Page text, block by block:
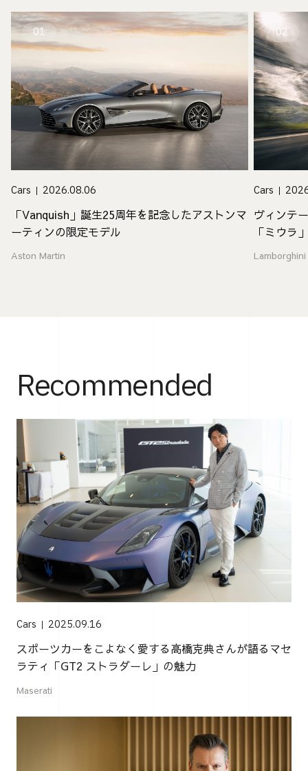
01
Cars 2026.08.06
「Vanquish」誕生25周年を記念したアストンマ
ーティンの限定モデル
Aston Martin
02
Cars
ヴィンテ
「ミウラ
Lamborghini
Recommended
Cars 2025.09.16
スポーツカーをこよなく愛する高橋克典さんが語るマセ
ラティ「GT2 ストラダーレ」の魅力
Maserati